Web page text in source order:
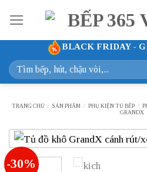
qua
nội
dung
BLACK FRIDAY -
Tìm
kiếm:
TRANG CHỦ / SẢN PHẨM / PHỤ KIỆN TỦ BẾP /
GRANDX
-30%